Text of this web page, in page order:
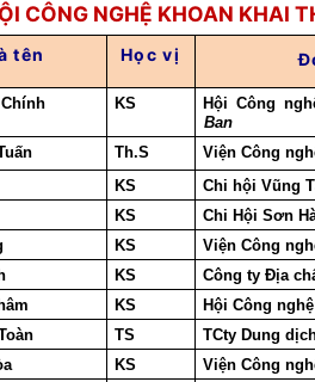
CÔNG NGHỆ KHOAN KHAI
tên Học vị
KS Hội Công
Ban
Th.S Viện Công
KS Chi hội Vũng
KS Chi Hội Sơn
KS Viện Công
KS Công ty Địa
KS Hội Công
TS TCty Dung
KS Viện Công